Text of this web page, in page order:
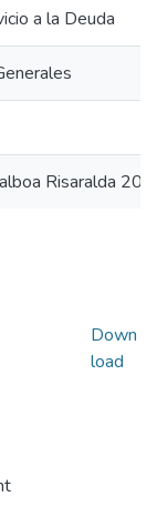
a la Deuda
Risaralda
Down
load